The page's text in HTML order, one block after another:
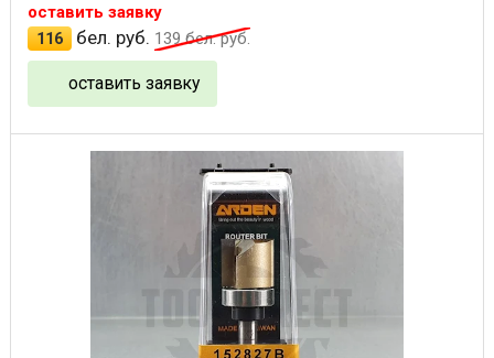
оставить заявку
116
бел. руб. 139бел. руб.
оставить заявку